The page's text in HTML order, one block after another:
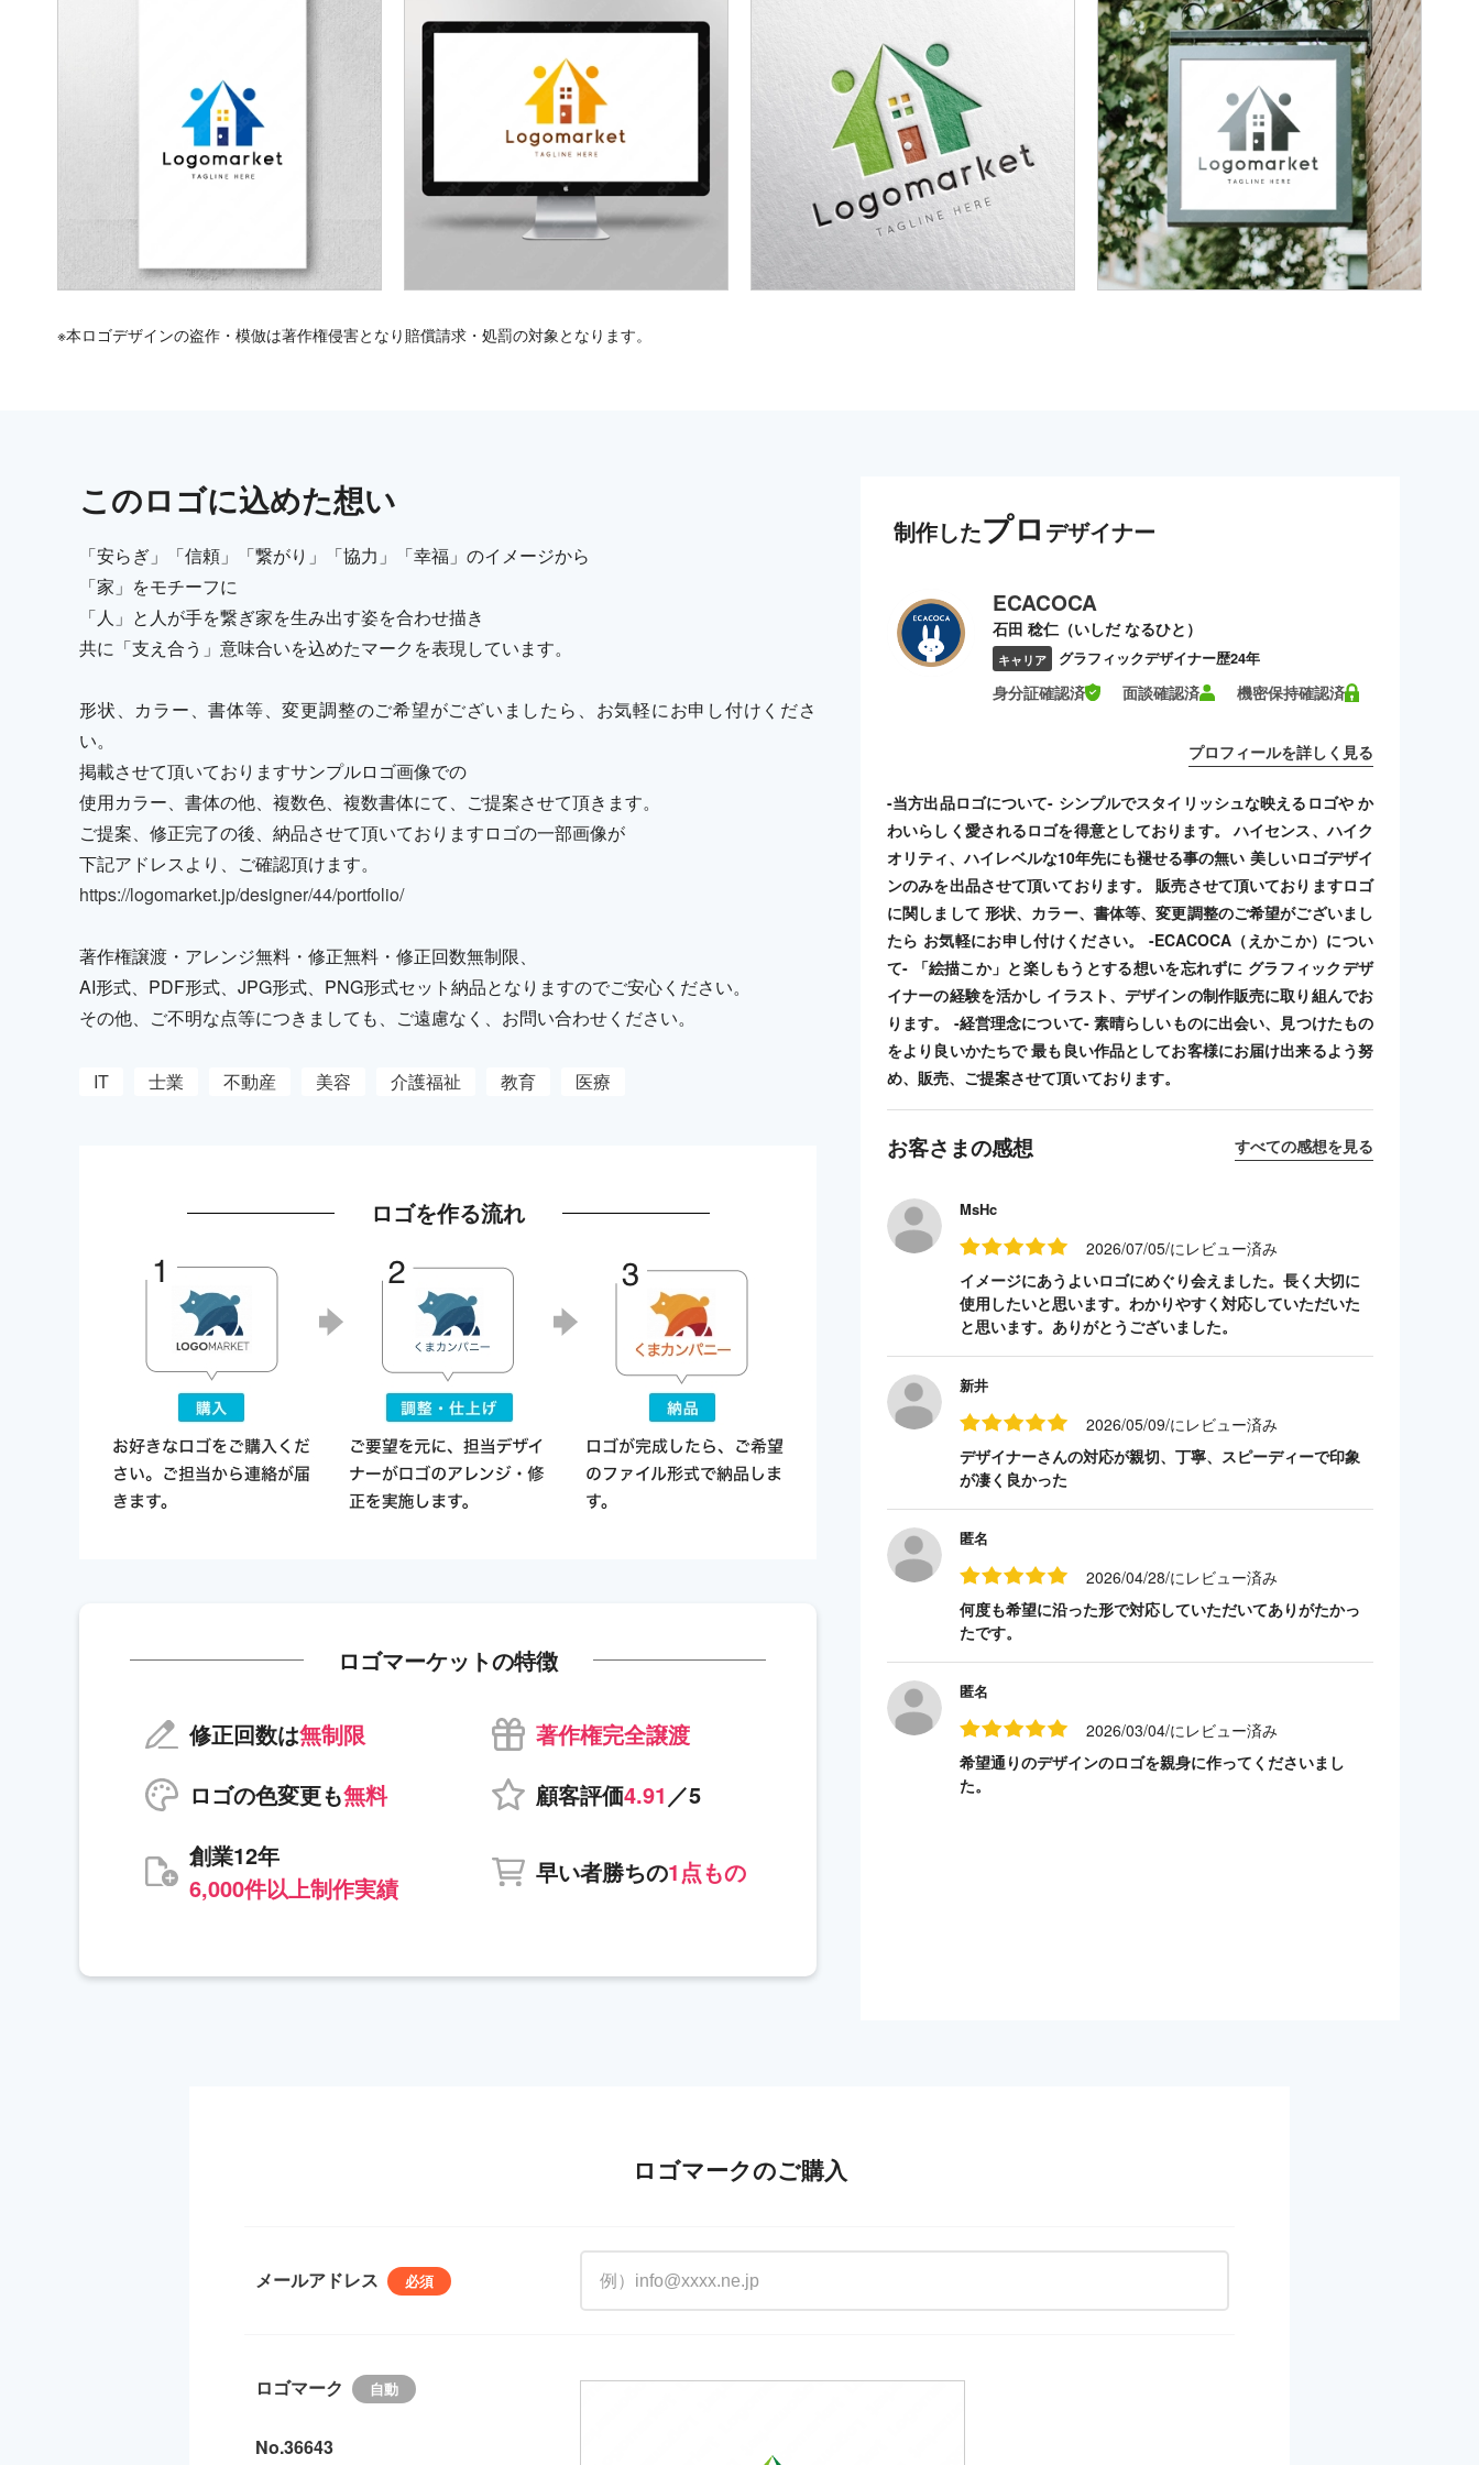
※本ロゴデザインの盗作・模倣は著作権侵害となり賠償請求・処罰の対象となります。
このロゴに込めた想い
「安らぎ」「信頼」「繋がり」「協力」「幸福」のイメージから
「家」をモチーフに
「人」と人が手を繋ぎ家を生み出す姿を合わせ描き
共に「支え合う」意味合いを込めたマークを表現しています。
形状、カラー、書体等、変更調整のご希望がございましたら、お気軽にお申し付けくださ
い。
掲載させて頂いておりますサンプルロゴ画像での
使用カラー、書体の他、複数色、複数書体にて、ご提案させて頂きます。
ご提案、修正完了の後、納品させて頂いておりますロゴの一部画像が
下記アドレスより、ご確認頂けます。
https://logomarket.jp/designer/44/portfolio/
著作権譲渡・アレンジ無料・修正無料・修正回数無制限、
AI形式、PDF形式、JPG形式、PNG形式セット納品となりますのでご安心ください。
その他、ご不明な点等につきましても、ご遠慮なく、お問い合わせください。
IT 士業 不動産 美容 介護福祉 教育 医療
ロゴを作る流れ
ロゴマーケットの特徴
修正回数は無制限
著作権完全譲渡
ロゴの色変更も無料 顧客評価4.91 ／5
創業12年
6,000件以上制作実績
早い者勝ちの1点もの
制作したプロ デザイナー
ECACOCA
石田 稔仁（いしだ なるひと）
キャリア グラフィックデザイナー歴24年
身分証確認済 面談確認済 機密保持確認済
プロフィールを詳しく見る
-当方出品ロゴについて- シンプルでスタイリッシュな映えるロゴや か
わいらしく愛されるロゴを得意としております。 ハイセンス、ハイク
オリティ、ハイレベルな10年先にも褪せる事の無い 美しいロゴデザイ
ンのみを出品させて頂いております。 販売させて頂いておりますロゴ
に関しまして 形状、カラー、書体等、変更調整のご希望がございまし
たら お気軽にお申し付けください。 -ECACOCA（えかこか）につい
て- 「絵描こか」と楽しもうとする想いを忘れずに グラフィックデザ
イナーの経験を活かし イラスト、デザインの制作販売に取り組んでお
ります。 -経営理念について- 素晴らしいものに出会い、見つけたもの
をより良いかたちで 最も良い作品としてお客様にお届け出来るよう努
め、販売、ご提案させて頂いております。
お客さまの感想 すべての感想を見る
MsHc
2026/07/05/にレビュー済み
イメージにあうよいロゴにめぐり会えました。長く大切に
使用したいと思います。わかりやすく対応していただいた
と思います。ありがとうございました。
新井
2026/05/09/にレビュー済み
デザイナーさんの対応が親切、丁寧、スピーディーで印象
が凄く良かった
匿名
2026/04/28/にレビュー済み
何度も希望に沿った形で対応していただいてありがたかっ
たです。
匿名
2026/03/04/にレビュー済み
希望通りのデザインのロゴを親身に作ってくださいまし
た。
ロゴマークのご購入
メールアドレス
ロゴマーク
No.36643